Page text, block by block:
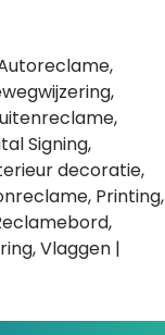
Signing,
decoratie,
Printing,
Vlaggen |